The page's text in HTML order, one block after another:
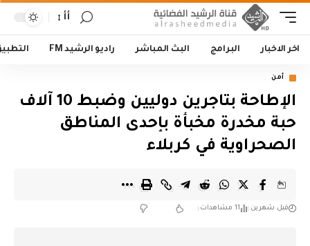
أأ
اخر الاخبار البرامج البث المباشر راديو الرشيد FM
أمن
الإطاحة بتاجرين دوليين وضبط 10 آلاف
حبة مخدرة مخبأة بإحدى المناطق
الصحراوية في كربلاء
قبل شهرين 11 مشاهدات